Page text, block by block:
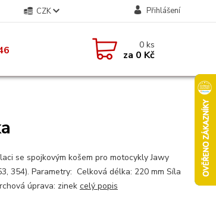
CZK Přihlášení
0ks
za 0 Kč
se spojkovým košem pro motocykly Jawy
354). Parametry: Celková délka: 220 mm Síla
úprava: zinek celý popis